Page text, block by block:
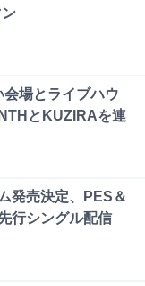
場とライブハウ
とKUZIRAを連
発売決定、PES＆
行シングル配信